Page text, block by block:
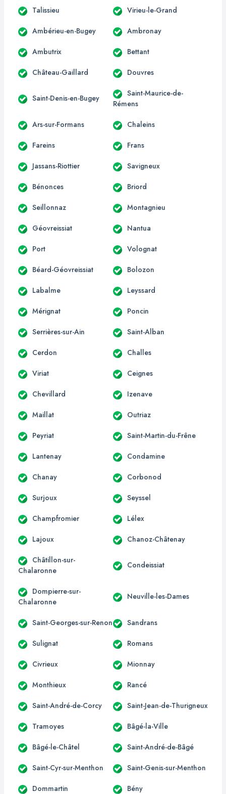
Talissieu Virieu-le-Grand
Ambérieu-en-Bugey Ambronay
Ambutrix Bettant
Château-Gaillard Douvres
Saint-Denis-en-Bugey
Saint-Maurice-de-
Rémens
Ars-sur-Formans Chaleins
Fareins Frans
Jassans-Riottier Savigneux
Bénonces Briord
Seillonnaz Montagnieu
Géovreissiat Nantua
Port Volognat
Béard-Géovreissiat Bolozon
Labalme Leyssard
Mérignat Poncin
Serrières-sur-Ain Saint-Alban
Cerdon Challes
Viriat Ceignes
Chevillard Izenave
Maillat Outriaz
Peyriat Saint-Martin-du-Frêne
Lantenay Condamine
Chanay Corbonod
Surjoux Seyssel
Champfromier Lélex
Lajoux Chanoz-Châtenay
Châtillon-sur-
Chalaronne
Condeissiat
Dompierre-sur-
Chalaronne
Neuville-les-Dames
Saint-Georges-sur-Renon Sandrans
Sulignat Romans
Civrieux Mionnay
Monthieux Rancé
Saint-André-de-Corcy Saint-Jean-de-Thurigneux
Tramoyes Bâgé-la-Ville
Bâgé-le-Châtel Saint-André-de-Bâgé
Saint-Cyr-sur-Menthon Saint-Genis-sur-Menthon
Dommartin Bény